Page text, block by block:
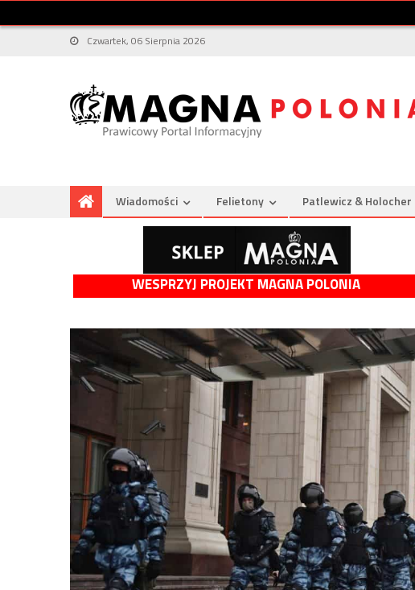
Czwartek, 06 Sierpnia 2026
Wiadomości Felietony Patlewicz & Holocher
WESPRZYJ PROJEKT MAGNA POLONIA